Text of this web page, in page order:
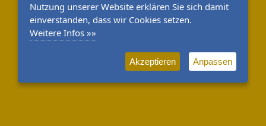
Nutzung unserer Website erklären Sie sich damit
einverstanden, dass wir Cookies setzen.
Weitere Infos »»
Akzeptieren Anpassen